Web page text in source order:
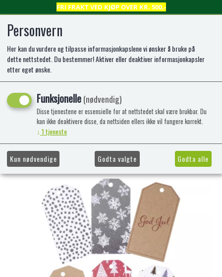
FRI FRAKT VED KJØP OVER KR. 500,-
0
8pk merkelapper i kraftig papp
med julemotiv
8pk merkelapper i kraftig papp med
julemotiv
Personvern
Her kan du vurdere og tilpasse informasjonkapslene vi ønsker å bruke på
dette nettstedet. Du bestemmer! Aktiver eller deaktiver informasjonkapsler
etter eget ønske.
Funksjonelle(nødvendig)
Disse tjenestene er essensielle for at nettstedet skal være brukbar. Du
kan ikke deaktivere disse, da nettsiden ellers ikke vil fungere korrekt.
↓ 1tjeneste
Kun nødvendige Godta valgte Godta alle